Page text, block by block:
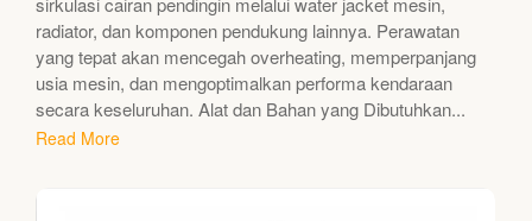
radiator, dan komponen pendukung lainnya. Perawatan
yang tepat akan mencegah overheating, memperpanjang
usia mesin, dan mengoptimalkan performa kendaraan
secara keseluruhan. Alat dan Bahan yang Dibutuhkan...
Read More